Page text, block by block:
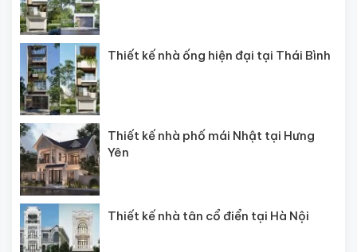
Thiết kế nhà ống hiện đại tại Thái Bình
Thiết kế nhà phố mái Nhật tại Hưng
Yên
Thiết kế nhà tân cổ điển tại Hà Nội